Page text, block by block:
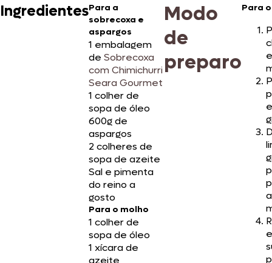
IngredientesPara a
sobrecoxa e
aspargos
1 embalagem
de Sobrecoxa
com Chimichurri
Seara Gourmet
1 colher de
sopa de óleo
600g de
aspargos
2 colheres de
sopa de azeite
Sal e pimenta
do reino a
gosto
Para o molho
1 colher de
sopa de óleo
1 xícara de
azeite
Modo
de
preparo
Para